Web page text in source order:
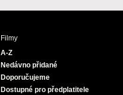
u
Filmy
A-Z
Nedávno přidané
Doporučujeme
Dostupné pro předplatitele